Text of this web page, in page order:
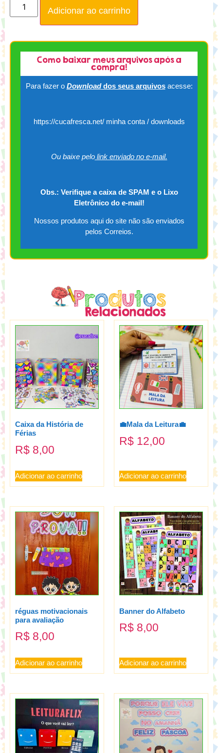
Adicionar ao carrinho
Como baixar meus arquivos após a
compra!
Para fazer o Downloaddos seus arquivos acesse:
https://cucafresca.net/ minha conta / downloads
Ou baixe pelolink enviado no e-mail.
Obs.: Verifique a caixa de SPAM e o Lixo
Eletrônico do e-mail!
Nossos produtos aqui do site não são enviados
pelos Correios.
Caixa da História de
Férias
R$ 8,00
Adicionar ao carrinho
💼Mala da Leitura💼
R$ 12,00
Adicionar ao carrinho
réguas motivacionais
para avaliação
R$ 8,00
Adicionar ao carrinho
Banner do Alfabeto
R$ 8,00
Adicionar ao carrinho